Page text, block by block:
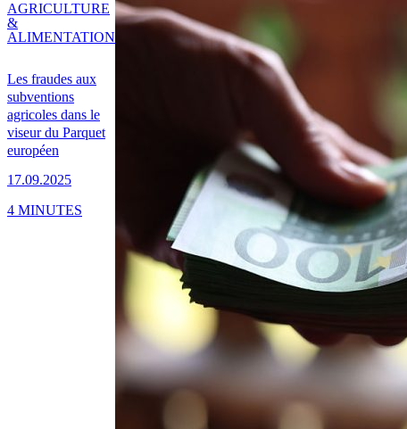
Les fraudes aux
subventions
agricoles dans le
viseur du Parquet
européen
17.09.2025
AGRICULTURE
&
ALIMENTATION
4 MINUTES